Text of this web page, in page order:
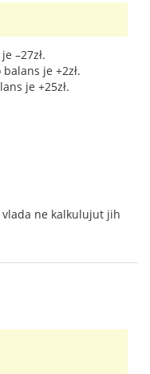
–27zł.
je +2zł.
je +25zł.
vlada ne kalkulujut jih